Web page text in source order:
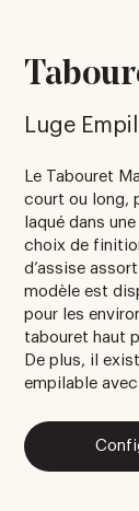
Luge
Le Tabouret
court ou long,
laqué dans
choix de
d’assise
modèle est
pour les
tabouret haut
De plus, il
empilable